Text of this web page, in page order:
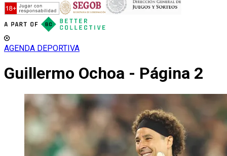
AGENDA DEPORTIVA
Guillermo Ochoa - Página 2